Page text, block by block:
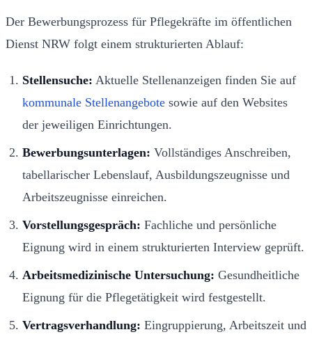
Der Bewerbungsprozess für Pflegekräfte im öffentlichen
Dienst NRW folgt einem strukturierten Ablauf:
Stellensuche: Aktuelle Stellenanzeigen finden Sie auf
kommunale Stellenangebote sowie auf den Websites
der jeweiligen Einrichtungen.
Bewerbungsunterlagen: Vollständiges Anschreiben,
tabellarischer Lebenslauf, Ausbildungszeugnisse und
Arbeitszeugnisse einreichen.
Vorstellungsgespräch: Fachliche und persönliche
Eignung wird in einem strukturierten Interview geprüft.
Arbeitsmedizinische Untersuchung: Gesundheitliche
Eignung für die Pflegetätigkeit wird festgestellt.
Vertragsverhandlung: Eingruppierung, Arbeitszeit und